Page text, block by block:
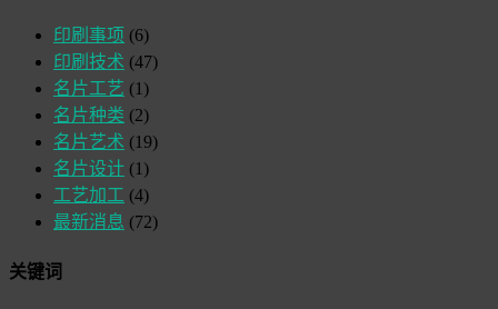
印刷事项 (6)
印刷技术 (47)
名片工艺 (1)
名片种类 (2)
名片艺术 (19)
名片设计 (1)
工艺加工 (4)
最新消息 (72)
关键词